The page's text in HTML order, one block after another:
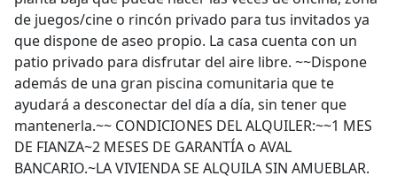
de juegos/cine o rincón privado para tus invitados ya
que dispone de aseo propio. La casa cuenta con un
patio privado para disfrutar del aire libre. ~~Dispone
además de una gran piscina comunitaria que te
ayudará a desconectar del día a día, sin tener que
mantenerla.~~ CONDICIONES DEL ALQUILER:~~1 MES
DE FIANZA~2 MESES DE GARANTÍA o AVAL
BANCARIO.~LA VIVIENDA SE ALQUILA SIN AMUEBLAR.